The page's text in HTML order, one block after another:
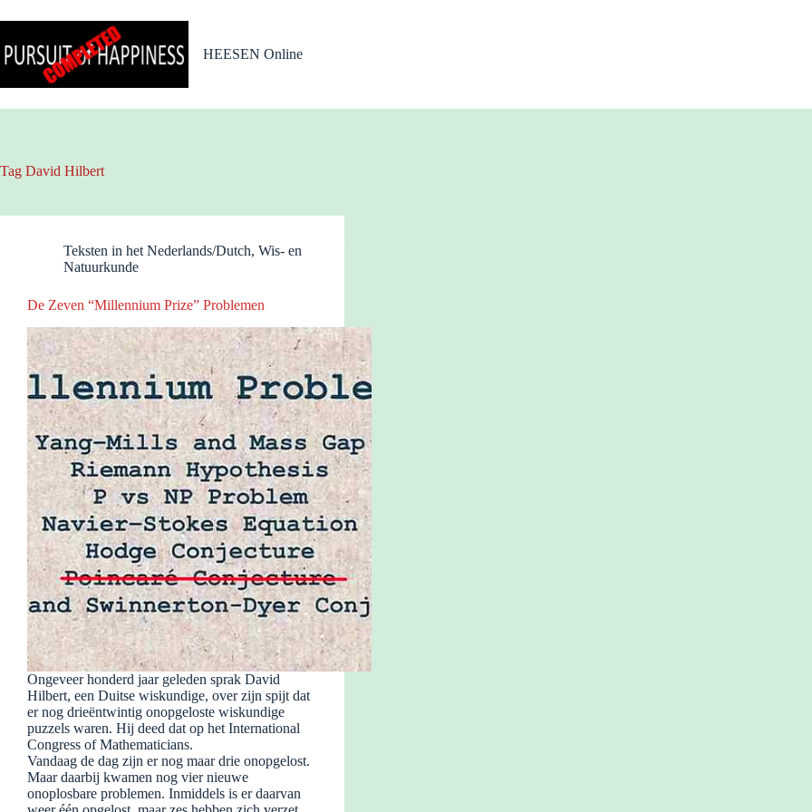
naar
inhoud
HEESEN Online
Tag David Hilbert
Teksten in het Nederlands/Dutch, Wis- en
Natuurkunde
De Zeven “Millennium Prize” Problemen
Ongeveer honderd jaar geleden sprak David
Hilbert, een Duitse wiskundige, over zijn spijt dat
er nog drieëntwintig onopgeloste wiskundige
puzzels waren. Hij deed dat op het International
Congress of Mathematicians.
Vandaag de dag zijn er nog maar drie onopgelost.
Maar daarbij kwamen nog vier nieuwe
onoplosbare problemen. Inmiddels is er daarvan